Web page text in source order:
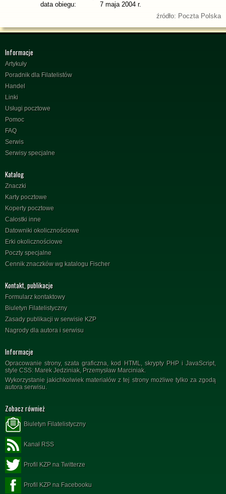
data obiegu:
7 maja 2004 r.
źródło: Poczta Polska
Informacje
Artykuły
Poradnik dla Filatelistów
Handel
Linki
Usługi pocztowe
Pomoc
FAQ
Serwis
Serwisy specjalne
Katalog
Znaczki
Karty pocztowe
Koperty pocztowe
Całostki inne
Datowniki okolicznościowe
Erki okolicznościowe
Poczty specjalne
Cennik znaczków wg katalogu Fischer
Kontakt, publikacje
Formularz kontaktowy
Biuletyn Filatelistyczny
Zasady publikacji w serwisie KZP
Nagrody dla autora i serwisu
Informacje
Opracowanie strony, szata graficzna, kod HTML, skrypty PHP i JavaScript,
style CSS: Marek Jedziniak, Przemysław Marciniak.
Wykorzystanie jakichkolwiek materiałów z tej strony możliwe tylko za zgodą
autora serwisu.
Zobacz również
Biuletyn Filatelistyczny
Kanał RSS
Profil KZP na Twitterze
Profil KZP na Facebooku